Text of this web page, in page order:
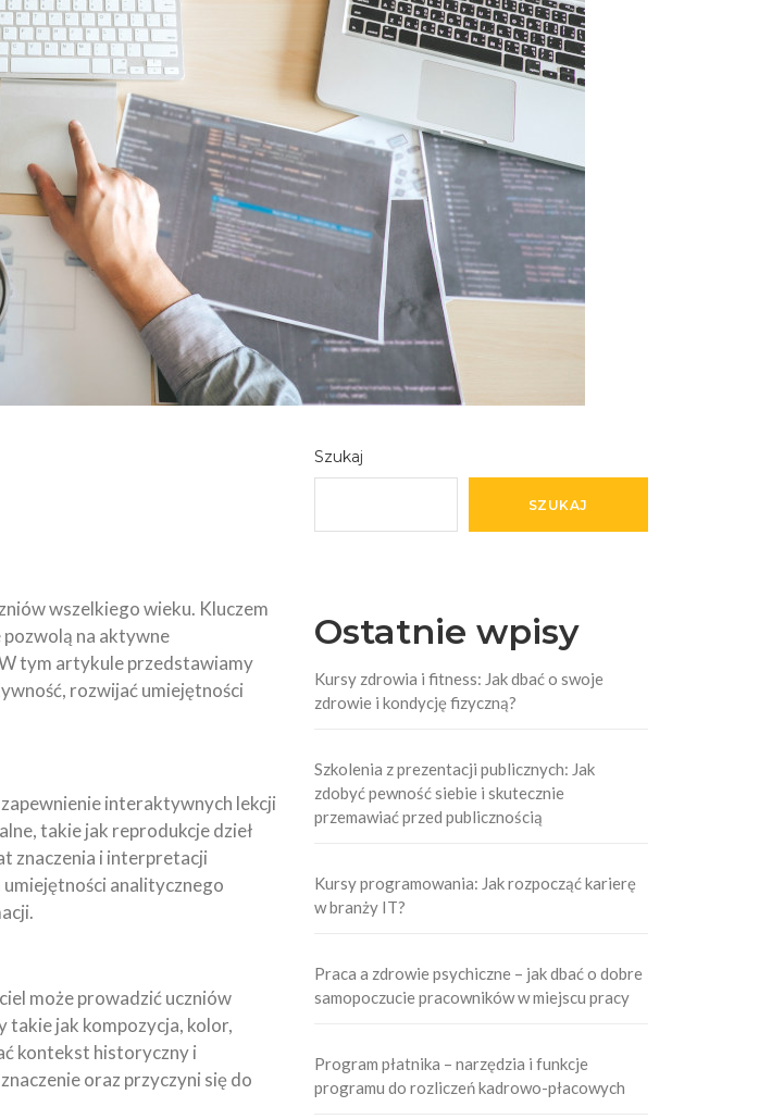
wszelkiego wieku. Kluczem
na aktywne
tym artykule przedstawiamy
rozwijać umiejętności
interaktywnych lekcji
takie jak reprodukcje dzieł
znaczenia i interpretacji
umiejętności analitycznego
może prowadzić uczniów
takie jak kompozycja, kolor,
kontekst historyczny i
oraz przyczyni się do
Szukaj
SZUKAJ
Ostatnie wpisy
Kursy zdrowia i fitness: Jak dbać o swoje
zdrowie i kondycję fizyczną?
Szkolenia z prezentacji publicznych: Jak
zdobyć pewność siebie i skutecznie
przemawiać przed publicznością
Kursy programowania: Jak rozpocząć karierę
w branży IT?
Praca a zdrowie psychiczne – jak dbać o dobre
samopoczucie pracowników w miejscu pracy
Program płatnika – narzędzia i funkcje
programu do rozliczeń kadrowo-płacowych